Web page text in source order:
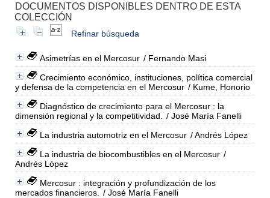
DOCUMENTOS DISPONIBLES DENTRO DE ESTA
COLECCIÓN
Refinar búsqueda
Asimetrías en el Mercosur / Fernando Masi
Crecimiento económico, instituciones, política comercial
y defensa de la competencia en el Mercosur / Kume, Honorio
Diagnóstico de crecimiento para el Mercosur : la
dimensión regional y la competitividad.
/ José María Fanelli
La industria automotriz en el Mercosur / Andrés López
La industria de biocombustibles en el Mercosur /
Andrés López
Mercosur : integración y profundización de los
mercados financieros.
/ José María Fanelli